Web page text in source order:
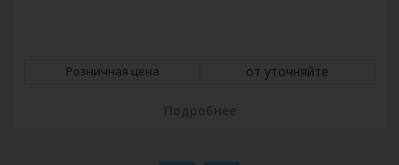
Розничная цена от уточняйте
Подробнее